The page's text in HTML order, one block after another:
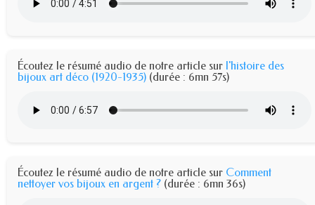
Écoutez le résumé audio de notre article sur l'histoire des
bijoux art déco (1920-1935) (durée : 6mn 57s)
Écoutez le résumé audio de notre article sur Comment
nettoyer vos bijoux en argent ? (durée : 6mn 36s)